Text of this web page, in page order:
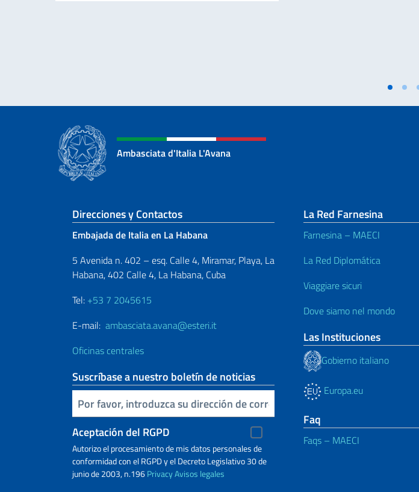
Ambasciata d'Italia L'Avana
Sezione footer
Direcciones y Contactos
Embajada de Italia en La Habana
5 Avenida n. 402 – esq. Calle 4, Miramar, Playa, La
Habana, 402 Calle 4, La Habana, Cuba
Tel: +53 7 2045615
E-mail: ambasciata.avana@esteri.it
Oficinas centrales
Suscríbase a nuestro boletín de noticias
Inserta tu correo electronico
Aceptación del RGPD
Autorizo ​​el procesamiento de mis datos personales de
conformidad con el RGPD y el Decreto Legislativo 30 de
junio de 2003, n.196PrivacyAvisos legales
La Red Farnesina
Farnesina – MAECI
La Red Diplomática
Viaggiare sicuri
Dove siamo nel mondo
Las Instituciones
Gobierno italiano
Europa.eu
Faq
Faqs – MAECI